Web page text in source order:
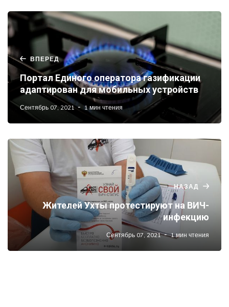
ВПЕРЕД
Портал Единого оператора газификации
адаптирован для мобильных устройств
Сентябрь 07, 2021 1 мин чтения
НАЗАД
Жителей Ухты протестируют на ВИЧ-
инфекцию
Сентябрь 07, 2021 1 мин чтения